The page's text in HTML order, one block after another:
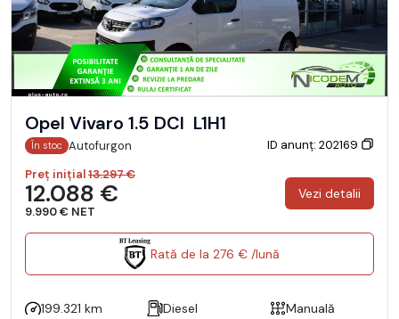
Opel Vivaro 1.5 DCI L1H1
În stoc Autofurgon
ID anunț: 202169
Preț inițial13.297 €
12.088 €
9.990 € NET
Vezi detalii
Rată de la 276 € /lună
199.321 km Diesel
Manuală